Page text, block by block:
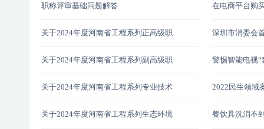
职称评审基础问题解答
关于2024年度河南省工程系列正高级职
关于2024年度河南省工程系列副高级职
关于2024年度河南省工程系列专业技术
人员的公示
关于2024年度河南省工程系列生态环境
在电商平台购
深圳市消委会
警惕智能电视
2022民生领域
餐饮具洗消不